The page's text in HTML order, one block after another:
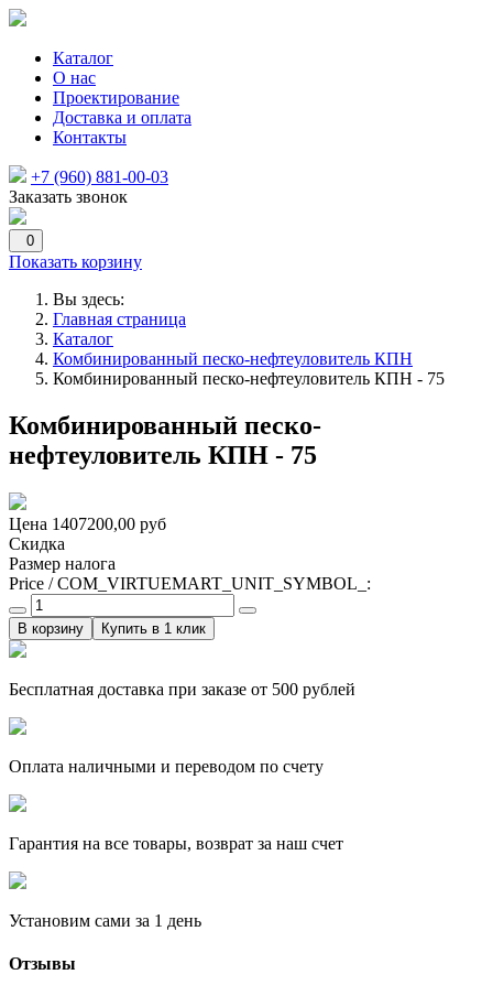
Каталог
О нас
Проектирование
Доставка и оплата
Контакты
+7 (960) 881-00-03
Заказать звонок
0
Показать корзину
Вы здесь:
Главная страница
Каталог
Комбинированный песко-нефтеуловитель КПН
Комбинированный песко-нефтеуловитель КПН - 75
Комбинированный песко-
нефтеуловитель КПН - 75
Цена 1407200,00 руб
Скидка
Размер налога
Price / COM_VIRTUEMART_UNIT_SYMBOL_:
Купить в 1 клик
Бесплатная доставка при заказе от 500 рублей
Оплата наличными и переводом по счету
Гарантия на все товары, возврат за наш счет
Установим сами за 1 день
Отзывы